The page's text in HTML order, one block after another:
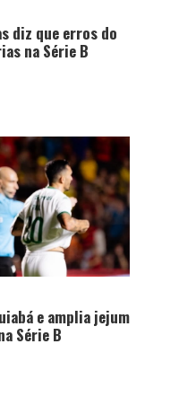
diz que erros do
na Série B
e amplia jejum
Série B